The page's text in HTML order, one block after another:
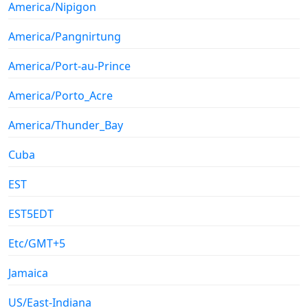
America/Nipigon
America/Pangnirtung
America/Port-au-Prince
America/Porto_Acre
America/Thunder_Bay
Cuba
EST
EST5EDT
Etc/GMT+5
Jamaica
US/East-Indiana